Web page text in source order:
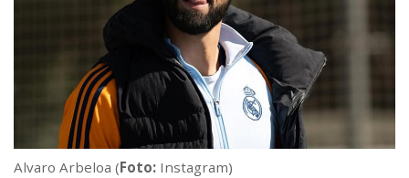
Alvaro Arbeloa (Foto: Instagram)